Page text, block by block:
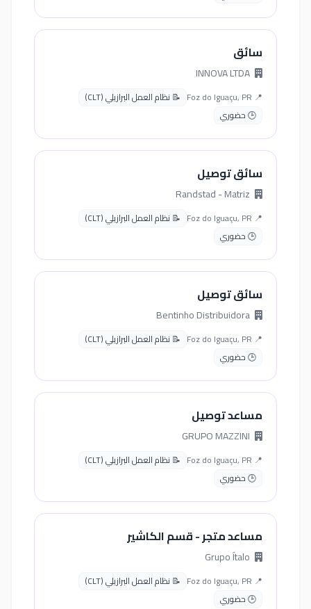
سائق
📍 Foz do Iguaçu, PR
📝 نظام العمل البرازيلي (CLT)
🕒 حضوري
سائق توصيل
📍 Foz do Iguaçu, PR
📝 نظام العمل البرازيلي (CLT)
🕒 حضوري
سائق توصيل
📍 Foz do Iguaçu, PR
📝 نظام العمل البرازيلي (CLT)
🕒 حضوري
مساعد توصيل
📍 Foz do Iguaçu, PR
📝 نظام العمل البرازيلي (CLT)
🕒 حضوري
مساعد متجر - قسم الكاشير
📍 Foz do Iguaçu, PR
📝 نظام العمل البرازيلي (CLT)
🕒 حضوري